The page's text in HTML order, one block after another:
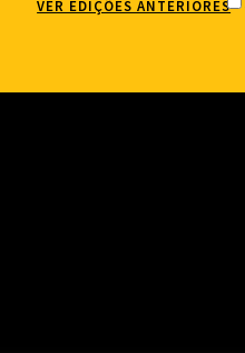
VER EDIÇÕES ANTERIORES